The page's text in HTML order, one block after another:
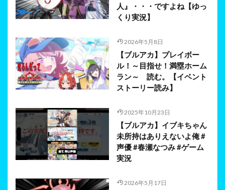
人』・・・ですよね【ゆっ
くり実況】
2026年5月8日
【ブルアカ】プレイボー
ル！～目指せ！満塁ホーム
ラン～ 読む。【イベント
ストーリー読み】
2025年10月23日
【ブルアカ】イブキちゃん
未所持はありえないよ俺 #
声優 #春瀬なつみ #ゲーム
実況
2026年5月17日